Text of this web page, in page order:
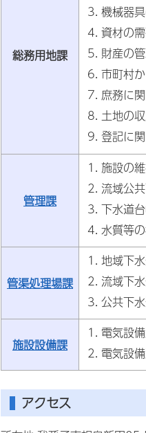
総務用地課
機械器
資材の
財産の
市町村
庶務に
土地の
登記に
管理課
施設の
流域公
下水道
水質等
管渠処理場課
地域下
流域下
公共下
施設設備課
電気設
電気設
アクセス